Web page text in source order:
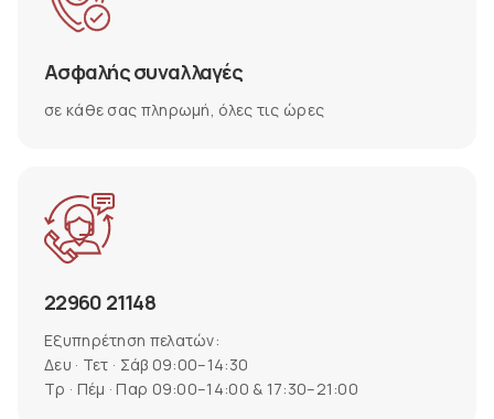
Ασφαλής συναλλαγές
σε κάθε σας πληρωμή, όλες τις ώρες
22960 21148
Εξυπηρέτηση πελατών:
Δευ · Τετ · Σάβ 09:00–14:30
Τρ · Πέμ · Παρ 09:00–14:00 & 17:30–21:00